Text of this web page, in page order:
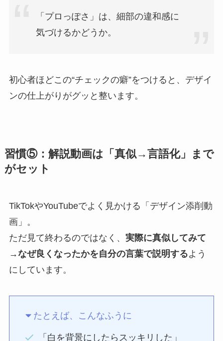
「プロっぽさ」は、細部の違和感に
気づけるかどうか。
初心者ほどこの“チェックの癖”をつけると、デザイ
ンの仕上がりがグッと整います。
習慣⑤：解説動画は「真似→言語化」まで
がセット
TikTokやYouTubeでよく見かける「デザイン添削動
画」。
ただ見て終わるのではなく、 実際に真似してみて
→なぜ良くなったかを自分の言葉で説明するよう
にしています。
たとえば、こんなふうに
「白を背景にしたらスッキリした」